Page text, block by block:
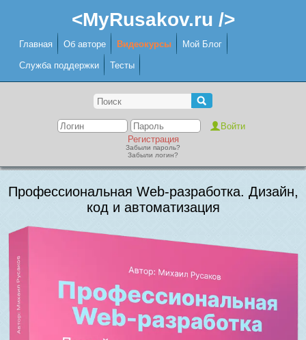
<MyRusakov.ru />
Главная Об авторе Видеокурсы Мой Блог
Служба поддержки Тесты
Регистрация
Забыли пароль?
Забыли логин?
Профессиональная Web-разработка. Дизайн,
код и автоматизация